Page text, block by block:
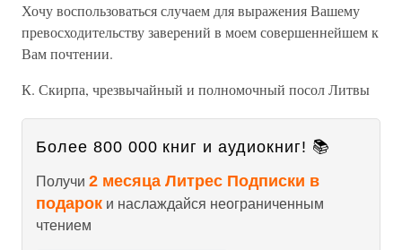
Хочу воспользоваться случаем для выражения Вашему
превосходительству заверений в моем совершеннейшем к
Вам почтении.
К. Скирпа, чрезвычайный и полномочный посол Литвы
Более 800 000 книг и аудиокниг! 📚
Получи 2 месяца Литрес Подписки в
подарок и наслаждайся неограниченным
чтением